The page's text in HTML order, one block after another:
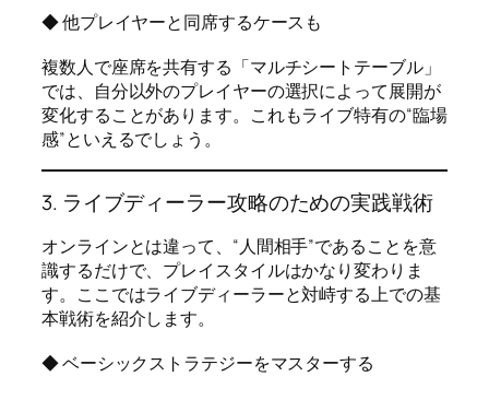
◆ 他プレイヤーと同席するケースも
複数人で座席を共有する「マルチシートテーブル」
では、自分以外のプレイヤーの選択によって展開が
変化することがあります。これもライブ特有の“臨場
感”といえるでしょう。
3. ライブディーラー攻略のための実践戦術
オンラインとは違って、“人間相手”であることを意
識するだけで、プレイスタイルはかなり変わりま
す。ここではライブディーラーと対峙する上での基
本戦術を紹介します。
◆ ベーシックストラテジーをマスターする